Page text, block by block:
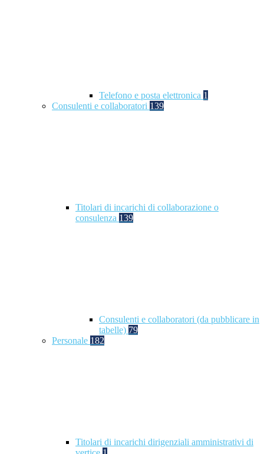
Telefono e posta elettronica 1
Consulenti e collaboratori 139
Titolari di incarichi di collaborazione o
consulenza 139
Consulenti e collaboratori (da pubblicare in
tabelle) 79
Personale 182
Titolari di incarichi dirigenziali amministrativi di